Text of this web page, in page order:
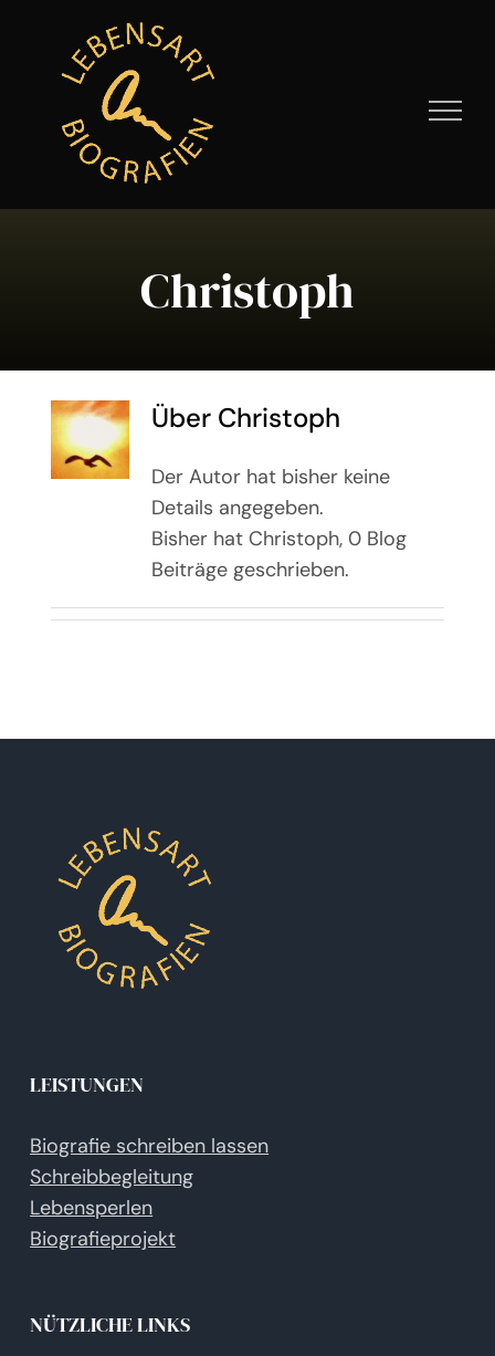
springen
Christoph
Über Christoph
Der Autor hat bisher keine
Details angegeben.
Bisher hat Christoph, 0 Blog
Beiträge geschrieben.
LEISTUNGEN
Biografie schreiben lassen
Schreibbegleitung
Lebensperlen
Biografieprojekt
NÜTZLICHE LINKS